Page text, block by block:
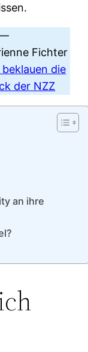
—
Fichter
die
der NZZ
an ihre